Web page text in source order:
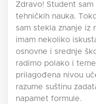
Zdravo! Student
tehničkih nauka.
sam stekla znanje iz
imam nekoliko
osnovne i srednje
radimo polako i
prilagođena nivou
razume suštinu
napamet formule.